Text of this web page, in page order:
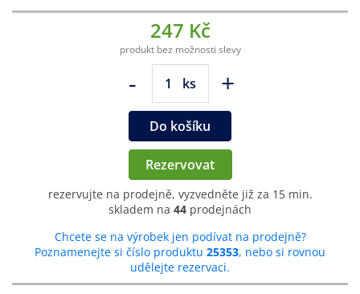
247 Kč
produkt bez možnosti slevy
- ks +
Do košíku
Rezervovat
rezervujte na prodejně, vyzvedněte již za 15 min.
skladem na 44 prodejnách
Chcete se na výrobek jen podívat na prodejně?
Poznamenejte si číslo produktu 25353, nebo si rovnou
udělejte rezervaci.